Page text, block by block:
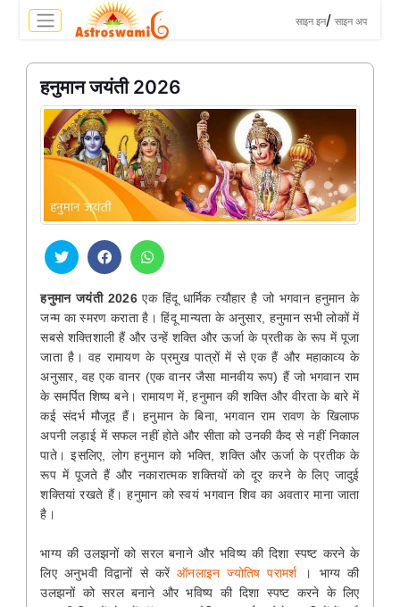
साइन इन/ साइन अप
हनुमान जयंती 2026
हनुमान जयंती 2026एक हिंदू धार्मिक त्यौहार है जो भगवान हनुमान के
जन्म का स्मरण कराता है। हिंदू मान्यता के अनुसार, हनुमान सभी लोकों में
सबसे शक्तिशाली हैं और उन्हें शक्ति और ऊर्जा के प्रतीक के रूप में पूजा
जाता है। वह रामायण के प्रमुख पात्रों में से एक हैं और महाकाव्य के
अनुसार, वह एक वानर (एक वानर जैसा मानवीय रूप) हैं जो भगवान राम
के समर्पित शिष्य बने। रामायण में, हनुमान की शक्ति और वीरता के बारे में
कई संदर्भ मौजूद हैं। हनुमान के बिना, भगवान राम रावण के खिलाफ
अपनी लड़ाई में सफल नहीं होते और सीता को उनकी कैद से नहीं निकाल
पाते। इसलिए, लोग हनुमान को भक्ति, शक्ति और ऊर्जा के प्रतीक के
रूप में पूजते हैं और नकारात्मक शक्तियों को दूर करने के लिए जादुई
शक्तियां रखते हैं। हनुमान को स्वयं भगवान शिव का अवतार माना जाता
है।
भाग्य की उलझनों को सरल बनाने और भविष्य की दिशा स्पष्ट करने के
लिए अनुभवी विद्वानों से करेंऑनलाइन ज्योतिष परामर्श
। भाग्य की
उलझनों को सरल बनाने और भविष्य की दिशा स्पष्ट करने के लिए